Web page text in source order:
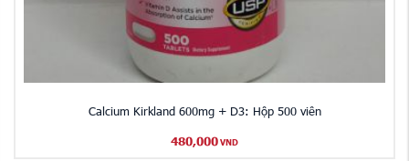
Calcium Kirkland 600mg + D3: Hộp 500 viên
480,000 VND